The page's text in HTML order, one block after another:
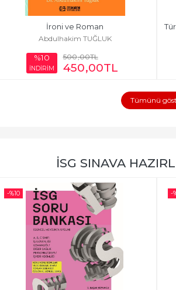
İroni ve Roman
Abdulhakim TUĞLUK
%10
İNDİRİM
500,00TL
450,00TL
Tümünü
İSG SINAVA
-%10 -